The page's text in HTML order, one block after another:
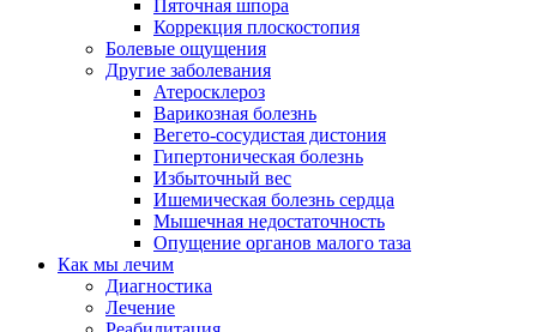
Пяточная шпора
Коррекция плоскостопия
Болевые ощущения
Другие заболевания
Атеросклероз
Варикозная болезнь
Вегето-сосудистая дистония
Гипертоническая болезнь
Избыточный вес
Ишемическая болезнь сердца
Мышечная недостаточность
Опущение органов малого таза
Как мы лечим
Диагностика
Лечение